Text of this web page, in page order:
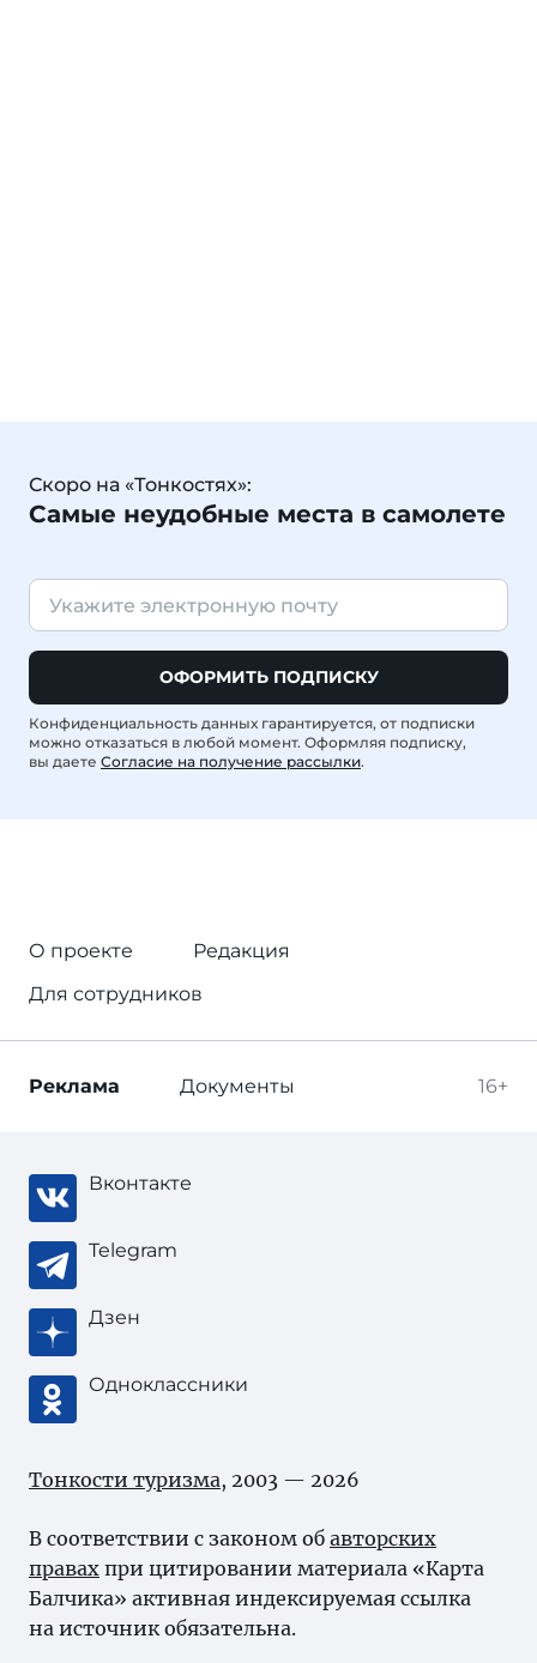
Скоро на «Тонкостях»:
Самые неудобные места в самолете
ОФОРМИТЬ ПОДПИСКУ
Конфиденциальность данных гарантируется, от подписки
можно отказаться в любой момент. Оформляя подписку,
вы даете Согласие на получение рассылки.
О проекте
Редакция
Для сотрудников
16+
Реклама Документы
Вконтакте
Telegram
Дзен
Одноклассники
Тонкости туризма, 2003 — 2026
В соответствии с законом об авторских
правах при цитировании материала «Карта
Балчика» активная индексируемая ссылка
на источник обязательна.